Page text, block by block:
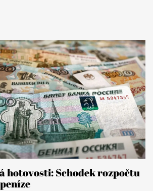
hotovosti: Schodek rozpočtu